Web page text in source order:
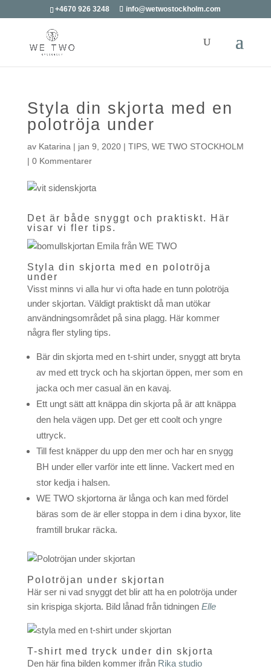
+4670 926 3248 info@wetwostockholm.com
Styla din skjorta med en
polotröja under
av Katarina | jan 9, 2020| TIPS, WE TWO STOCKHOLM
| 0 Kommentarer
Det är både snyggt och praktiskt. Här
visar vi fler tips.
Styla din skjorta med en polotröja
under
Visst minns vi alla hur vi ofta hade en tunn polotröja
under skjortan. Väldigt praktiskt då man utökar
användningsområdet på sina plagg. Här kommer
några fler styling tips.
Bär din skjorta med en t-shirt under, snyggt att bryta
av med ett tryck och ha skjortan öppen, mer som en
jacka och mer casual än en kavaj.
Ett ungt sätt att knäppa din skjorta på är att knäppa
den hela vägen upp. Det ger ett coolt och yngre
uttryck.
Till fest knäpper du upp den mer och har en snygg
BH under eller varför inte ett linne. Vackert med en
stor kedja i halsen.
WE TWO skjortorna är långa och kan med fördel
bäras som de är eller stoppa in dem i dina byxor, lite
framtill brukar räcka.
Polotröjan under skjortan
Här ser ni vad snyggt det blir att ha en polotröja under
sin krispiga skjorta. Bild lånad från tidningen Elle
T-shirt med tryck under din skjorta
Den här fina bilden kommer ifrån Rika studio